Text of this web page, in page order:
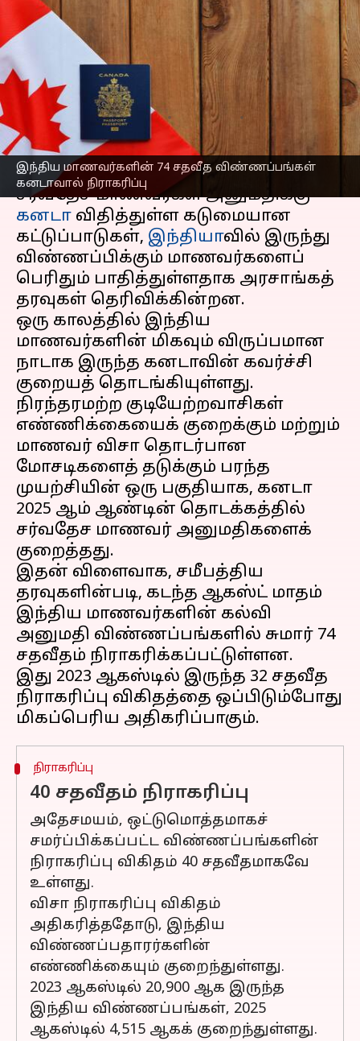
இந்திய மாணவர்களின் 74 சதவீத விண்ணப்பங்கள்
கனடாவால் நிராகரிப்பு
இந்திய மாணவர்களின் 74
சதவீத விண்ணப்பங்கள்
கனடாவால் நிராகரிப்பு;
காரணம் என்ன?
எழுதியவர் Sekar Chinnappan Nov 03, 2025
செய்தி முன்னோட்டம்
சர்வதேச மாணவர்கள் அனுமதிக்கு
கனடா விதித்துள்ள கடுமையான
கட்டுப்பாடுகள், இந்தியாவில் இருந்து
விண்ணப்பிக்கும் மாணவர்களைப்
பெரிதும் பாதித்துள்ளதாக அரசாங்கத்
தரவுகள் தெரிவிக்கின்றன.
ஒரு காலத்தில் இந்திய
மாணவர்களின் மிகவும் விருப்பமான
நாடாக இருந்த கனடாவின் கவர்ச்சி
குறையத் தொடங்கியுள்ளது.
நிரந்தரமற்ற குடியேற்றவாசிகள்
எண்ணிக்கையைக் குறைக்கும் மற்றும்
மாணவர் விசா தொடர்பான
மோசடிகளைத் தடுக்கும் பரந்த
முயற்சியின் ஒரு பகுதியாக, கனடா
2025 ஆம் ஆண்டின் தொடக்கத்தில்
சர்வதேச மாணவர் அனுமதிகளைக்
குறைத்தது.
இதன் விளைவாக, சமீபத்திய
தரவுகளின்படி, கடந்த ஆகஸ்ட் மாதம்
இந்திய மாணவர்களின் கல்வி
அனுமதி விண்ணப்பங்களில் சுமார் 74
சதவீதம் நிராகரிக்கப்பட்டுள்ளன.
இது 2023 ஆகஸ்டில் இருந்த 32 சதவீத
நிராகரிப்பு விகிதத்தை ஒப்பிடும்போது
நிராகரிப்பு
40 சதவீதம் நிராகரிப்பு
அதேசமயம், ஒட்டுமொத்தமாகச்
சமர்ப்பிக்கப்பட்ட விண்ணப்பங்களின்
நிராகரிப்பு விகிதம் 40 சதவீதமாகவே
உள்ளது.
விசா நிராகரிப்பு விகிதம்
அதிகரித்ததோடு, இந்திய
விண்ணப்பதாரர்களின்
எண்ணிக்கையும் குறைந்துள்ளது.
2023 ஆகஸ்டில் 20,900 ஆக இருந்த
இந்திய விண்ணப்பங்கள், 2025
ஆகஸ்டில் 4,515 ஆகக் குறைந்துள்ளது.